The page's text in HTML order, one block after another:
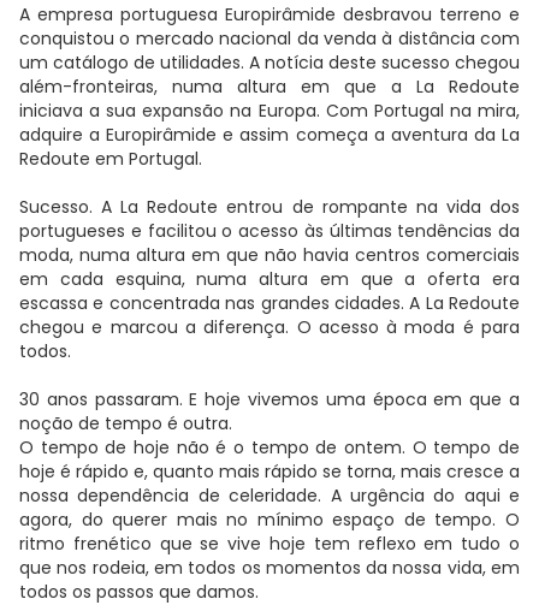
A empresa portuguesa Europirâmide desbravou terreno e
conquistou o mercado nacional da venda à distância com
um catálogo de utilidades. A notícia deste sucesso chegou
além-fronteiras, numa altura em que a La Redoute
iniciava a sua expansão na Europa. Com Portugal na mira,
adquire a Europirâmide e assim começa a aventura da La
Redoute em Portugal.
Sucesso. A La Redoute entrou de rompante na vida dos
portugueses e facilitou o acesso às últimas tendências da
moda, numa altura em que não havia centros comerciais
em cada esquina, numa altura em que a oferta era
escassa e concentrada nas grandes cidades. A La Redoute
chegou e marcou a diferença. O acesso à moda é para
todos.
30 anos passaram. E hoje vivemos uma época em que a
noção de tempo é outra.
O tempo de hoje não é o tempo de ontem. O tempo de
hoje é rápido e, quanto mais rápido se torna, mais cresce a
nossa dependência de celeridade. A urgência do aqui e
agora, do querer mais no mínimo espaço de tempo. O
ritmo frenético que se vive hoje tem reflexo em tudo o
que nos rodeia, em todos os momentos da nossa vida, em
todos os passos que damos.